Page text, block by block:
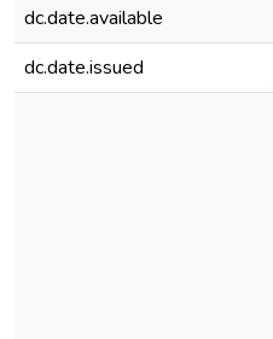
dc.date.available
dc.date.issued